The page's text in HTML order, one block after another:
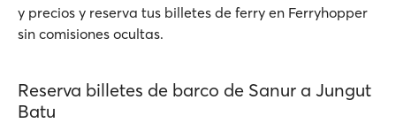
y precios y reserva tus billetes de ferry en Ferryhopper
sin comisiones ocultas.
Reserva billetes de barco de Sanur a Jungut
Batu